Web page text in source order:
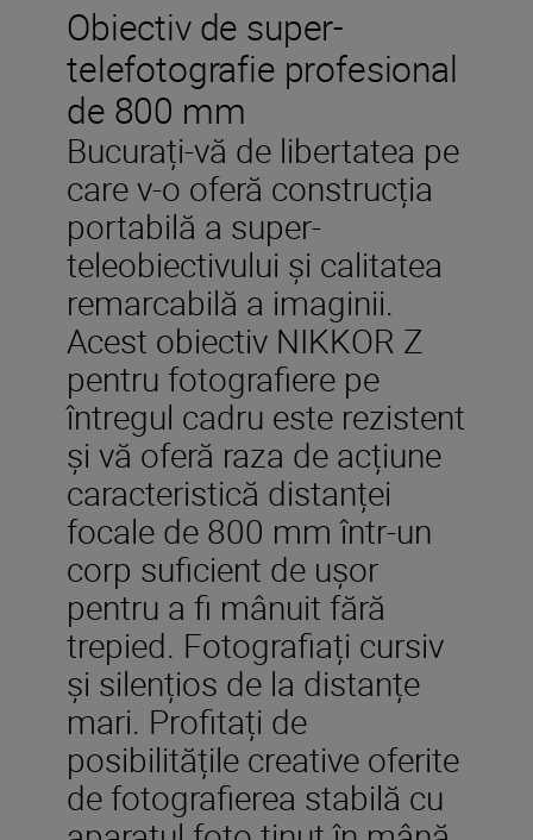
Obiectiv de super-
telefotografie profesional
de 800 mm
Bucurați-vă de libertatea pe
care v-o oferă construcția
portabilă a super-
teleobiectivului și calitatea
remarcabilă a imaginii.
Acest obiectiv NIKKOR Z
pentru fotografiere pe
întregul cadru este rezistent
și vă oferă raza de acțiune
caracteristică distanței
focale de 800 mm într-un
corp suficient de ușor
pentru a fi mânuit fără
trepied. Fotografiați cursiv
și silențios de la distanțe
mari. Profitați de
posibilitățile creative oferite
de fotografierea stabilă cu